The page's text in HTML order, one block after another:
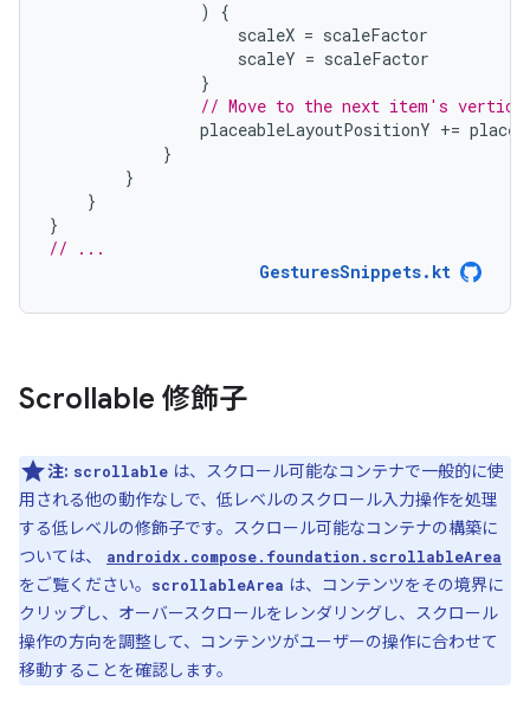
)
{
scaleX = scaleFactor
scaleY = scaleFactor
}
// Move to the next item's
placeableLayoutPositionY +=
}
}
}
}
// ...
GesturesSnippets.kt
Scrollable 修飾子
注: scrollable は、スクロール可能なコンテナで一般的に使
用される他の動作なしで、低レベルのスクロール入力操作を処理
する低レベルの修飾子です。スクロール可能なコンテナの構築に
ついては、
androidx.compose.foundation.scrollableArea
をご覧ください。 scrollableArea は、コンテンツをその境界に
クリップし、オーバースクロールをレンダリングし、スクロール
操作の方向を調整して、コンテンツがユーザーの操作に合わせて
移動することを確認します。